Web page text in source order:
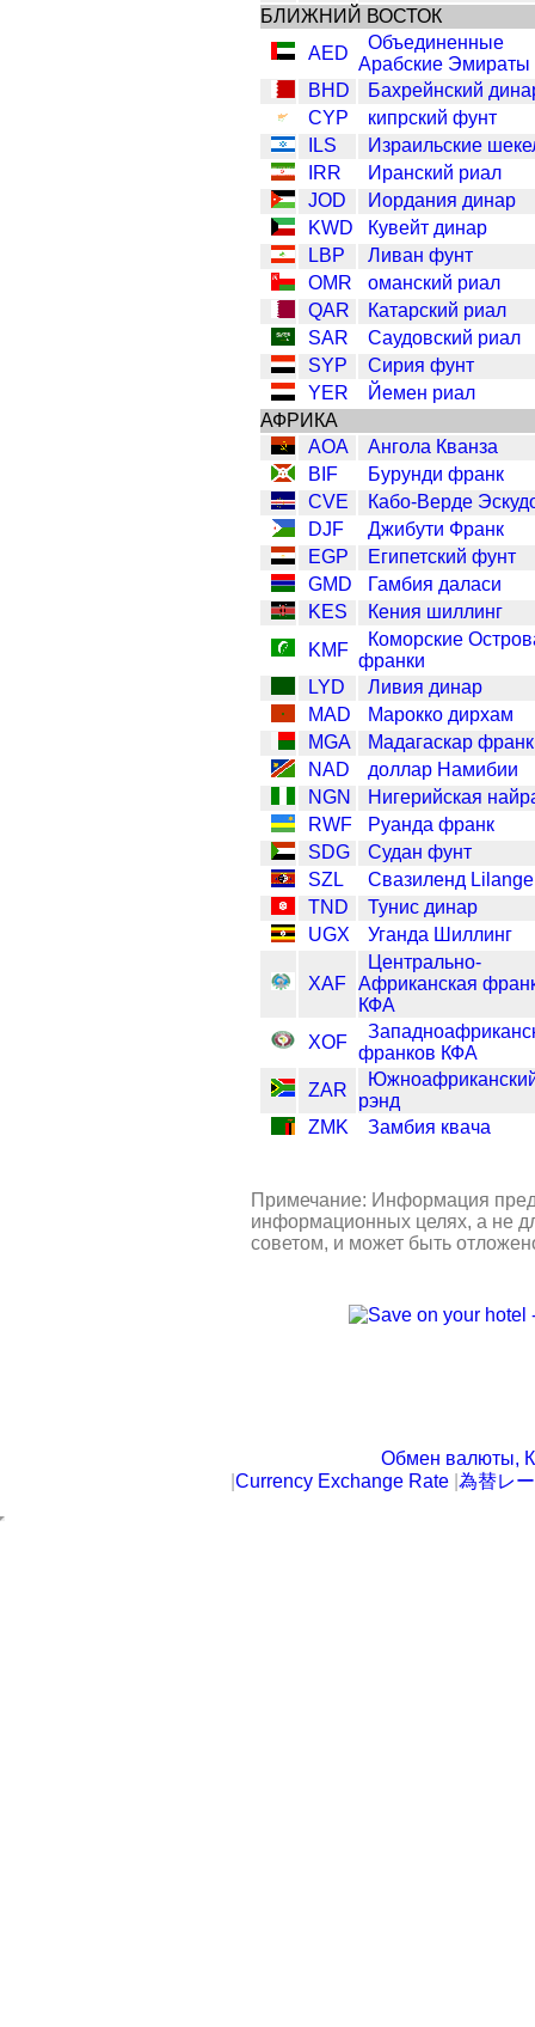
БЛИЖНИЙ ВОСТОК
AED
Объединенные
Арабские Эмираты
BHD
Бахрейнский
CYP
кипрский фунт
ILS
Израильские
IRR
Иранский риал
JOD
Иордания динар
KWD
Кувейт динар
LBP
Ливан фунт
OMR
оманский риал
QAR
Катарский риал
SAR
Саудовский риал
SYP
Сирия фунт
YER
Йемен риал
АФРИКА
AOA
Ангола Кванза
BIF
Бурунди франк
CVE
Кабо-Верде
DJF
Джибути Франк
EGP
Египетский фунт
GMD
Гамбия даласи
KES
Кения шиллинг
KMF
Коморские
франки
LYD
Ливия динар
MAD
Марокко дирхам
MGA
Мадагаскар франк
NAD
доллар Намибии
NGN
Нигерийская
RWF
Руанда франк
SDG
Судан фунт
SZL
Свазиленд
TND
Тунис динар
UGX
Уганда Шиллинг
XAF
Центрально-
Африканская
КФА
XOF
франков КФА
ZAR
рэнд
ZMK
Замбия квача
Примечание: Информация
информационных целях, а не
советом, и может быть
Обмен валюты,
Currency Exchange Rate 為替レ